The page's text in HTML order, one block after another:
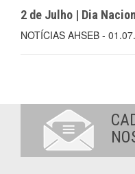
2 de Julho | Dia
NOTÍCIAS AHSEB -